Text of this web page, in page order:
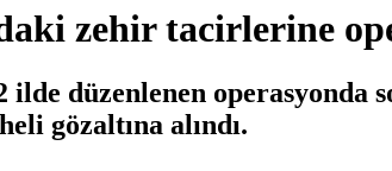
zehir tacirlerine
düzenlenen operasyonda
gözaltına alındı.